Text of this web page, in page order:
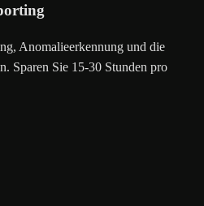
Anomalieerkennung und die
Sparen Sie 15-30 Stunden pro